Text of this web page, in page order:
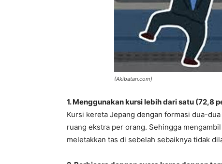
(Akibatan.com)
1. Menggunakan kursi lebih dari satu (72,8
Kursi kereta Jepang dengan formasi dua-
ruang ekstra per orang. Sehingga
meletakkan tas di sebelah sebaiknya tidak